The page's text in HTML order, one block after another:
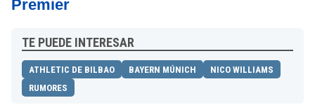
Premier
TE PUEDE INTERESAR
ATHLETIC DE BILBAO BAYERN MÚNICH
NICO WILLIAMS
RUMORES